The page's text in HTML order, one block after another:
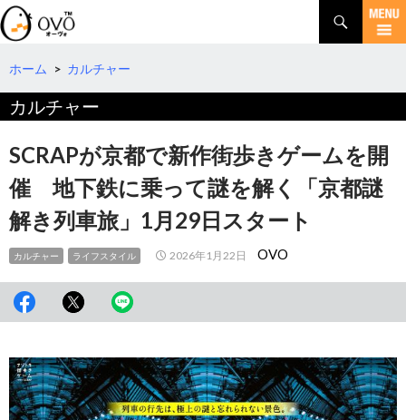
検
索
コ
テ
ツ
へ
移
動
ホーム > カルチャー
カルチャー
SCRAPが京都で新作街歩きゲームを開
催 地下鉄に乗って謎を解く「京都謎
解き列車旅」1月29日スタート
カルチャー ライフスタイル 2026年1月22日 OVO